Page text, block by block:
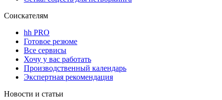
Соискателям
hh PRO
Готовое резюме
Все сервисы
Хочу у вас работать
Производственный календарь
Экспертная рекомендация
Новости и статьи